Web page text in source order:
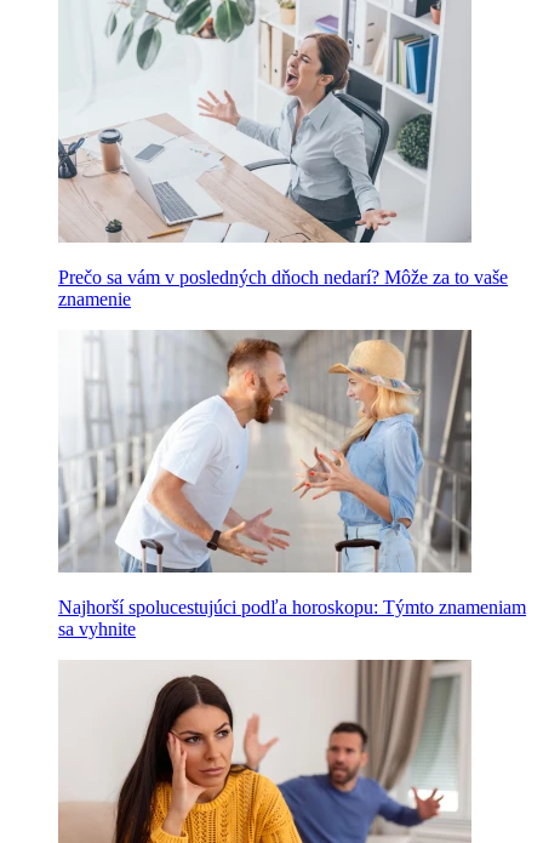
Prečo sa vám v posledných dňoch nedarí? Môže za to vaše
znamenie
Najhorší spolucestujúci podľa horoskopu: Týmto znameniam
sa vyhnite